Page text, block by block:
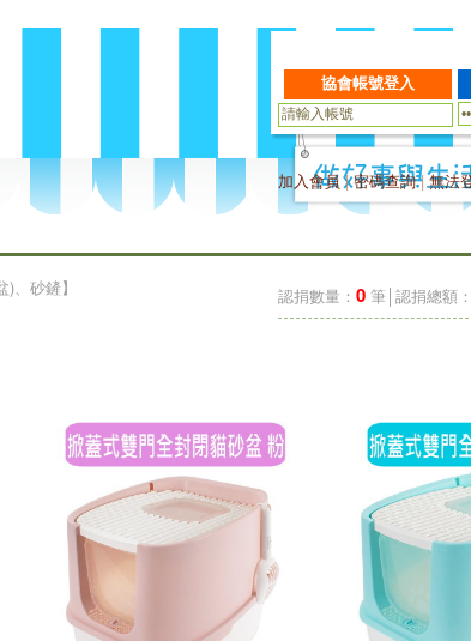
加入會員|密碼查詢|無法
認捐數量： 0 筆│認捐總額：
)、砂鏟】